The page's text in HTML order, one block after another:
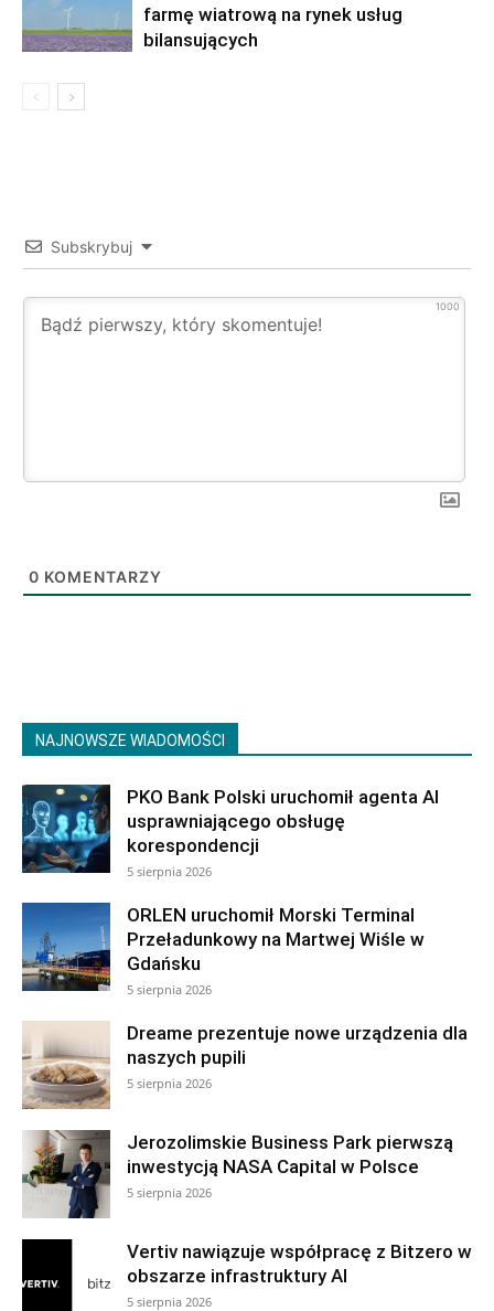
farmę wiatrową na rynek usług
bilansujących
Subskrybuj
1000
0 KOMENTARZY
NAJNOWSZE WIADOMOŚCI
PKO Bank Polski uruchomił agenta AI
usprawniającego obsługę
korespondencji
5 sierpnia 2026
ORLEN uruchomił Morski Terminal
Przeładunkowy na Martwej Wiśle w
Gdańsku
5 sierpnia 2026
Dreame prezentuje nowe urządzenia dla
naszych pupili
5 sierpnia 2026
Jerozolimskie Business Park pierwszą
inwestycją NASA Capital w Polsce
5 sierpnia 2026
Vertiv nawiązuje współpracę z Bitzero w
obszarze infrastruktury AI
5 sierpnia 2026